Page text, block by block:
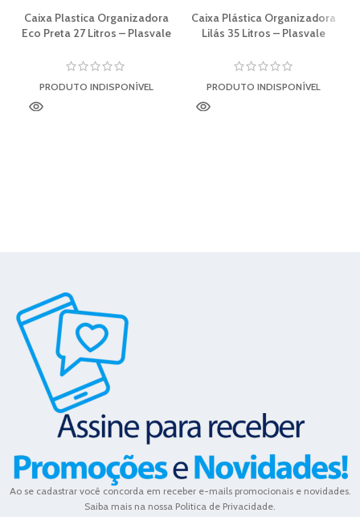
Caixa Plastica Organizadora
Eco Preta 27 Litros – Plasvale
PRODUTO INDISPONÍVEL
Caixa Plástica Organizadora
Lilás 35 Litros – Plasvale
PRODUTO INDISPONÍVEL
Ao se cadastrar você concorda em receber e-mails promocionais e novidades.
Saiba mais na nossa Politica de Privacidade.